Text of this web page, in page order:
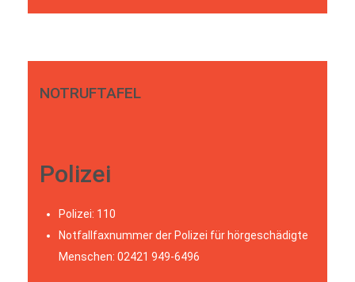
NOTRUFTAFEL
Polizei
Polizei: 110
Notfallfaxnummer der Polizei für hörgeschädigte
Menschen: 02421 949-6496